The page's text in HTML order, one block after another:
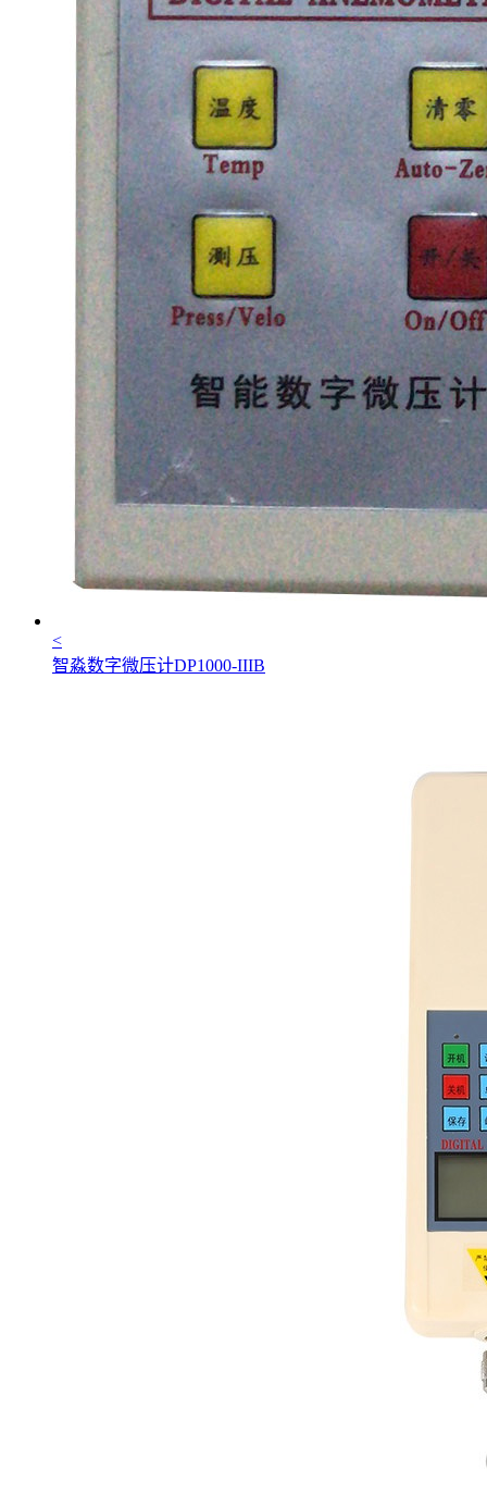
<
智淼数字微压计DP1000-IIIB